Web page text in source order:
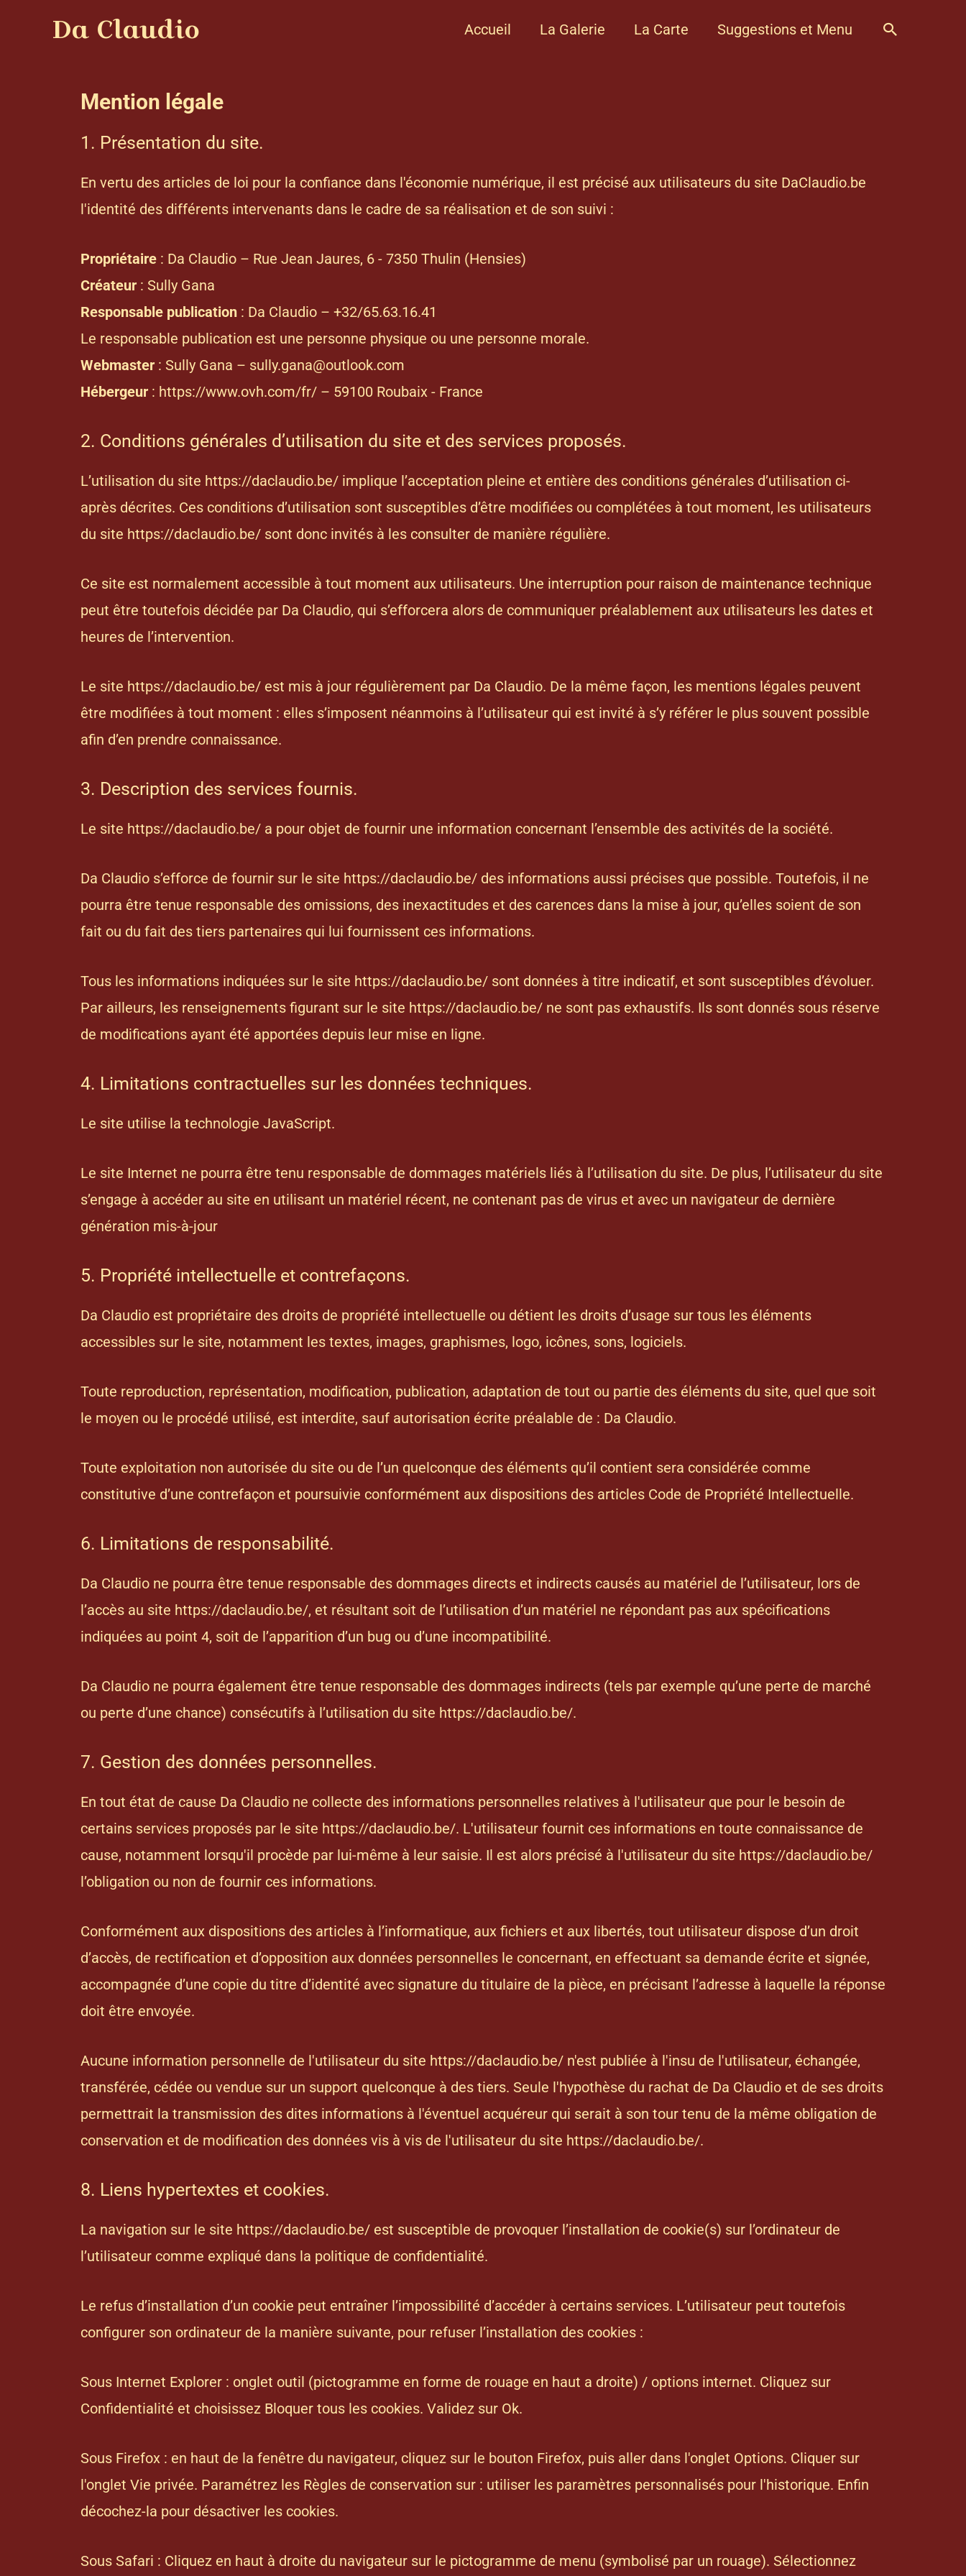
Da Claudio Accueil La Galerie La Carte Suggestions et Menu
Mention légale
1. Présentation du site.
En vertu des articles de loi pour la confiance dans l'économie numérique, il est précisé aux utilisateurs du site DaClaudio.be
l'identité des différents intervenants dans le cadre de sa réalisation et de son suivi :
Propriétaire : Da Claudio – Rue Jean Jaures, 6 - 7350 Thulin (Hensies)
Créateur : Sully Gana
Responsable publication : Da Claudio – +32/65.63.16.41
Le responsable publication est une personne physique ou une personne morale.
Webmaster : Sully Gana – sully.gana@outlook.com
Hébergeur : https://www.ovh.com/fr/ – 59100 Roubaix - France
2. Conditions générales d’utilisation du site et des services proposés.
L’utilisation du site https://daclaudio.be/ implique l’acceptation pleine et entière des conditions générales d’utilisation ci-
après décrites. Ces conditions d’utilisation sont susceptibles d’être modifiées ou complétées à tout moment, les utilisateurs
du site https://daclaudio.be/ sont donc invités à les consulter de manière régulière.
Ce site est normalement accessible à tout moment aux utilisateurs. Une interruption pour raison de maintenance technique
peut être toutefois décidée par Da Claudio, qui s’efforcera alors de communiquer préalablement aux utilisateurs les dates et
heures de l’intervention.
Le site https://daclaudio.be/ est mis à jour régulièrement par Da Claudio. De la même façon, les mentions légales peuvent
être modifiées à tout moment : elles s’imposent néanmoins à l’utilisateur qui est invité à s’y référer le plus souvent possible
afin d’en prendre connaissance.
3. Description des services fournis.
Le site https://daclaudio.be/ a pour objet de fournir une information concernant l’ensemble des activités de la société.
Da Claudio s’efforce de fournir sur le site https://daclaudio.be/ des informations aussi précises que possible. Toutefois, il ne
pourra être tenue responsable des omissions, des inexactitudes et des carences dans la mise à jour, qu’elles soient de son
fait ou du fait des tiers partenaires qui lui fournissent ces informations.
Tous les informations indiquées sur le site https://daclaudio.be/ sont données à titre indicatif, et sont susceptibles d’évoluer.
Par ailleurs, les renseignements figurant sur le site https://daclaudio.be/ ne sont pas exhaustifs. Ils sont donnés sous réserve
de modifications ayant été apportées depuis leur mise en ligne.
4. Limitations contractuelles sur les données techniques.
Le site utilise la technologie JavaScript.
Le site Internet ne pourra être tenu responsable de dommages matériels liés à l’utilisation du site. De plus, l’utilisateur du site
s’engage à accéder au site en utilisant un matériel récent, ne contenant pas de virus et avec un navigateur de dernière
génération mis-à-jour
5. Propriété intellectuelle et contrefaçons.
Da Claudio est propriétaire des droits de propriété intellectuelle ou détient les droits d’usage sur tous les éléments
accessibles sur le site, notamment les textes, images, graphismes, logo, icônes, sons, logiciels.
Toute reproduction, représentation, modification, publication, adaptation de tout ou partie des éléments du site, quel que soit
le moyen ou le procédé utilisé, est interdite, sauf autorisation écrite préalable de : Da Claudio.
Toute exploitation non autorisée du site ou de l’un quelconque des éléments qu’il contient sera considérée comme
constitutive d’une contrefaçon et poursuivie conformément aux dispositions des articles Code de Propriété Intellectuelle.
6. Limitations de responsabilité.
Da Claudio ne pourra être tenue responsable des dommages directs et indirects causés au matériel de l’utilisateur, lors de
l’accès au site https://daclaudio.be/, et résultant soit de l’utilisation d’un matériel ne répondant pas aux spécifications
indiquées au point 4, soit de l’apparition d’un bug ou d’une incompatibilité.
Da Claudio ne pourra également être tenue responsable des dommages indirects (tels par exemple qu’une perte de marché
ou perte d’une chance) consécutifs à l’utilisation du site https://daclaudio.be/.
7. Gestion des données personnelles.
En tout état de cause Da Claudio ne collecte des informations personnelles relatives à l'utilisateur que pour le besoin de
certains services proposés par le site https://daclaudio.be/. L'utilisateur fournit ces informations en toute connaissance de
cause, notamment lorsqu'il procède par lui-même à leur saisie. Il est alors précisé à l'utilisateur du site https://daclaudio.be/
l’obligation ou non de fournir ces informations.
Conformément aux dispositions des articles à l’informatique, aux fichiers et aux libertés, tout utilisateur dispose d’un droit
d’accès, de rectification et d’opposition aux données personnelles le concernant, en effectuant sa demande écrite et signée,
accompagnée d’une copie du titre d’identité avec signature du titulaire de la pièce, en précisant l’adresse à laquelle la réponse
doit être envoyée.
Aucune information personnelle de l'utilisateur du site https://daclaudio.be/ n'est publiée à l'insu de l'utilisateur, échangée,
transférée, cédée ou vendue sur un support quelconque à des tiers. Seule l'hypothèse du rachat de Da Claudio et de ses droits
permettrait la transmission des dites informations à l'éventuel acquéreur qui serait à son tour tenu de la même obligation de
conservation et de modification des données vis à vis de l'utilisateur du site https://daclaudio.be/.
8. Liens hypertextes et cookies.
La navigation sur le site https://daclaudio.be/ est susceptible de provoquer l’installation de cookie(s) sur l’ordinateur de
l’utilisateur comme expliqué dans la politique de confidentialité.
Le refus d’installation d’un cookie peut entraîner l’impossibilité d’accéder à certains services. L’utilisateur peut toutefois
configurer son ordinateur de la manière suivante, pour refuser l’installation des cookies :
Sous Internet Explorer : onglet outil (pictogramme en forme de rouage en haut a droite) / options internet. Cliquez sur
Confidentialité et choisissez Bloquer tous les cookies. Validez sur Ok.
Sous Firefox : en haut de la fenêtre du navigateur, cliquez sur le bouton Firefox, puis aller dans l'onglet Options. Cliquer sur
l'onglet Vie privée. Paramétrez les Règles de conservation sur : utiliser les paramètres personnalisés pour l'historique. Enfin
décochez-la pour désactiver les cookies.
Sous Safari : Cliquez en haut à droite du navigateur sur le pictogramme de menu (symbolisé par un rouage). Sélectionnez